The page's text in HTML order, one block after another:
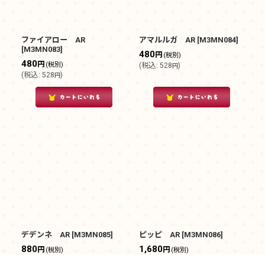
ファイアロー AR
[M3MN083]
480円 (税別)
(税込: 528円)
アマルルガ AR [M3MN084]
480円 (税別)
(税込: 528円)
デデンネ AR [M3MN085]
880円 (税別)
ピッピ AR [M3MN086]
1,680円 (税別)